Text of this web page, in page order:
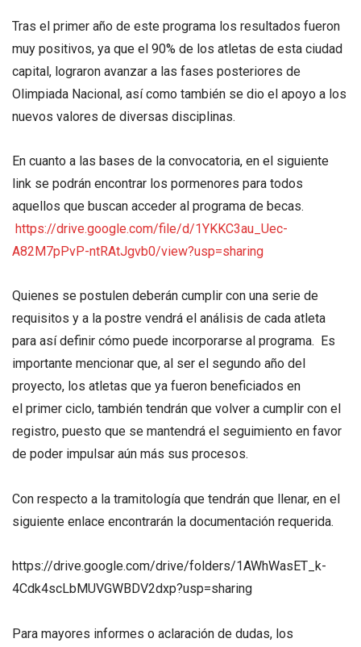
Tras el primer año de este programa los resultados fueron
muy positivos, ya que el 90% de los atletas de esta ciudad
capital, lograron avanzar a las fases posteriores de
Olimpiada Nacional, así como también se dio el apoyo a los
nuevos valores de diversas disciplinas.
En cuanto a las bases de la convocatoria, en el siguiente
link se podrán encontrar los pormenores para todos
aquellos que buscan acceder al programa de becas.
https://drive.google.com/file/d/1YKKC3au_Uec-
A82M7pPvP-ntRAtJgvb0/view?usp=sharing
Quienes se postulen deberán cumplir con una serie de
requisitos y a la postre vendrá el análisis de cada atleta
para así definir cómo puede incorporarse al programa. Es
importante mencionar que, al ser el segundo año del
proyecto, los atletas que ya fueron beneficiados en
el primer ciclo, también tendrán que volver a cumplir con el
registro, puesto que se mantendrá el seguimiento en favor
de poder impulsar aún más sus procesos.
Con respecto a la tramitología que tendrán que llenar, en el
siguiente enlace encontrarán la documentación requerida.
https://drive.google.com/drive/folders/1AWhWasET_k-
4Cdk4scLbMUVGWBDV2dxp?usp=sharing
Para mayores informes o aclaración de dudas, los